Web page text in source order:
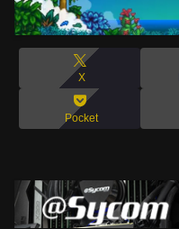
X
Pocket